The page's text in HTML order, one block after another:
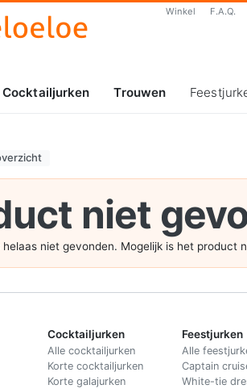
Winkel F.A.Q.
Cocktailjurken Trouwen
niet
niet gevonden. Mogelijk is het product
Cocktailjurken
Alle cocktailjurken
Korte cocktailjurken
Korte galajurken
Feestjurken
Alle
Captain
White-tie